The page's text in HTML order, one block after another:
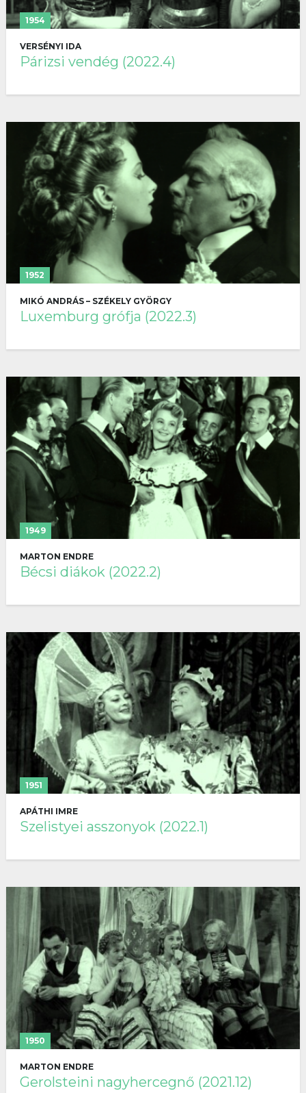
1954
VERSÉNYI IDA
Párizsi vendég (2022.4)
1952
MIKÓ ANDRÁS – SZÉKELY GYÖRGY
Luxemburg grófja (2022.3)
1949
MARTON ENDRE
Bécsi diákok (2022.2)
1951
APÁTHI IMRE
Szelistyei asszonyok (2022.1)
1950
MARTON ENDRE
Gerolsteini nagyhercegnő (2021.12)